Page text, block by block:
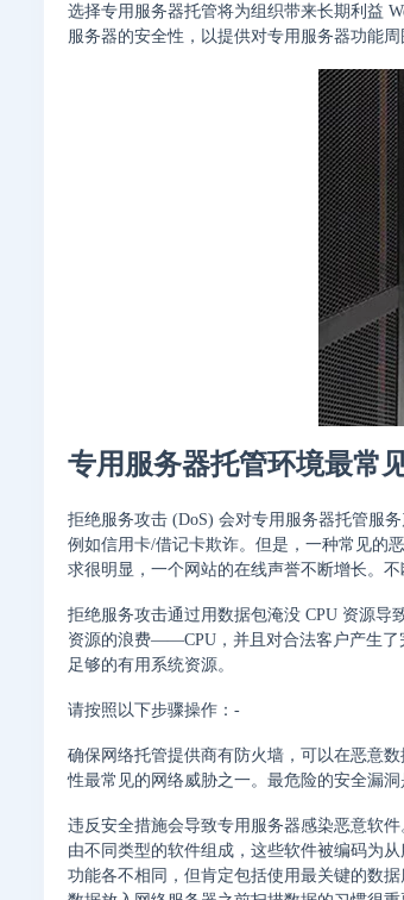
选择专用服务器托管将为组织带来长期利益
服务器的安全性，以提供对专用服务器功能周
专用服务器托管环境最常
拒绝服务攻击 (DoS) 会对专用服务器托管服
例如信用卡/借记卡欺诈。但是，一种常见的
求很明显，一个网站的在线声誉不断增长。
拒绝服务攻击通过用数据包淹没 CPU 资源导
资源的浪费——CPU，并且对合法客户产生了
足够的有用系统资源。
请按照以下步骤操作：-
确保网络托管提供商有防火墙，可以在恶意
性最常见的网络威胁之一。最危险的安全漏
违反安全措施会导致专用服务器感染恶意软
由不同类型的软件组成，这些软件被编码为
功能各不相同，但肯定包括使用最关键的数